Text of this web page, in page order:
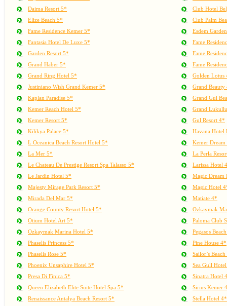
Daima Resort 5*
Elize Beach 5*
Fame Residence Kemer 5*
Fantasia Hotel De Luxe 5*
Garden Resort 5*
Grand Haber 5*
Grand Ring Hotel 5*
Justiniano Wish Grand Kemer 5*
Kaplan Paradise 5*
Kemer Reach Hotel 5*
Kemer Resort 5*
Kilikya Palace 5*
L Oceanica Beach Resort Hotel 5*
La Mer 5*
Le Chateau De Prestige Resort Spa Talasso 5*
Le Jardin Hotel 5*
Majesty Mirage Park Resort 5*
Mirada Del Mar 5*
Orange County Resort Hotel 5*
Otium Hotel Art 5*
Ozkaymak Marina Hotel 5*
Phaselis Princess 5*
Phaselis Rose 5*
Phoenix Unsaphire Hotel 5*
Presa Di Finica 5*
Queen Elizabeth Elite Suite Hotel Spa 5*
Renaissance Antalya Beach Resort 5*
Club Hotel
Club Palm
Esdem
Fame
Fame
Fame
Golden Lotus
Grand Beauty
Grand Gul
Grand
Gul Resort 4*
Havana Hotel
Kemer
La Perla
Larissa Hotel
Magic Dream
Magic Hotel
Matiate 4*
Ozkaymak
Paloma Club
Pegasos
Pine House 4*
Sailor’s
Sea Gull
Sinatra Hotel
Sirius Kemer
Stella Hotel 4*